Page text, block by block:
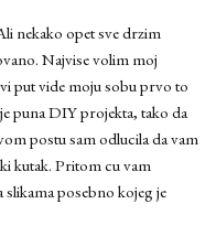
nekako opet sve drzim
Najvise volim moj
put vide moju sobu prvo to
puna DIY projekta, tako da
postu sam odlucila da vam
kutak. Pritom cu vam
slikama posebno kojeg je